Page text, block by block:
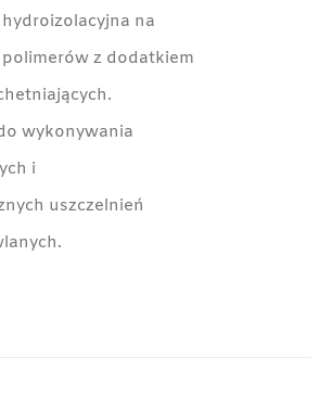
hydroizolacyjna na
z dodatkiem
wykonywania
i
uszczelnień